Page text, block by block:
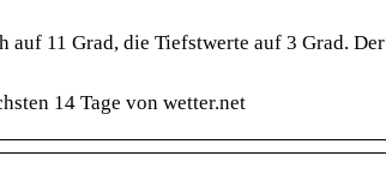
11 Grad, die Tiefstwerte auf 3 Grad. Der
14 Tage von wetter.net